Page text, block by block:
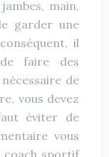
main,
garder une
il
faire des
de
vous devez
éviter de
vous
coach sportif